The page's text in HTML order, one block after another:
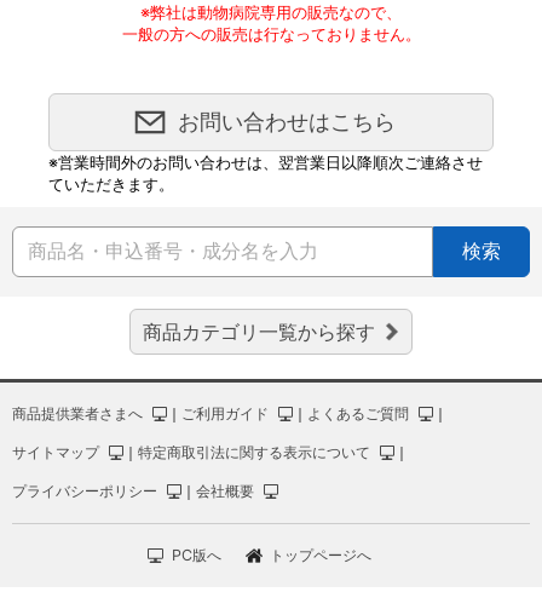
※弊社は動物病院専用の販売なので、
一般の方への販売は行なっておりません。
お問い合わせはこちら
※営業時間外のお問い合わせは、翌営業日以降順次ご連絡させ
ていただきます。
検索
商品カテゴリ一覧から探す
商品提供業者さまへ ｜ ご利用ガイド ｜ よくあるご質問 ｜
サイトマップ ｜ 特定商取引法に関する表示について ｜
プライバシーポリシー ｜ 会社概要
PC版へ トップページへ